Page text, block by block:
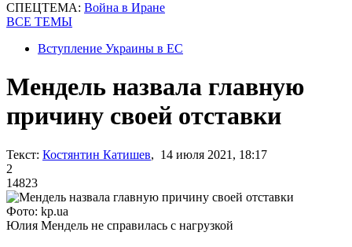
СПЕЦТЕМА: Война в Иране
ВСЕ ТЕМЫ
Вступление Украины в ЕС
Мендель назвала главную
причину своей отставки
Текст: Костянтин Катишев, 14 июля 2021, 18:17
2
14823
Фото: kp.ua
Юлия Мендель не справилась с нагрузкой